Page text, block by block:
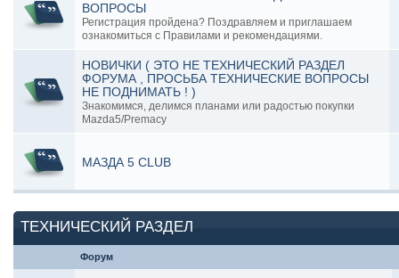
ВОПРОСЫ
Регистрация пройдена? Поздравляем и приглашаем
ознакомиться с Правилами и рекомендациями.
НОВИЧКИ ( ЭТО НЕ ТЕХНИЧЕСКИЙ РАЗДЕЛ
ФОРУМА , ПРОСЬБА ТЕХНИЧЕСКИЕ ВОПРОСЫ
НЕ ПОДНИМАТЬ ! )
Знакомимся, делимся планами или радостью покупки
Mazda5/Premacy
МАЗДА 5 CLUB
ТЕХНИЧЕСКИЙ РАЗДЕЛ
Форум